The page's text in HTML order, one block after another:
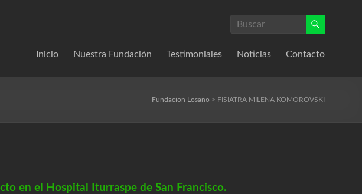
Inicio Nuestra Fundación Testimoniales Noticias Contacto
Fundacion Losano > FISIATRA MILENA KOMOROVSKI
en el Hospital Iturraspe de San Francisco.